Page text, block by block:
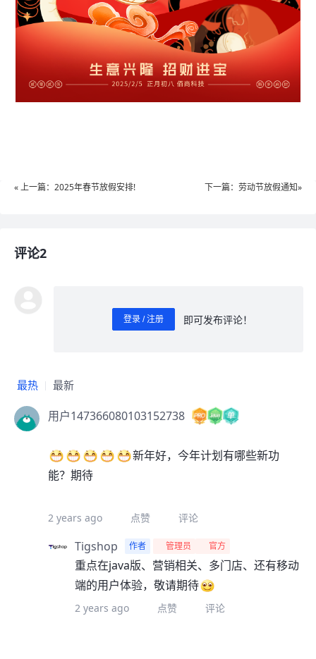
« 上一篇：2025年春节放假安排! 下一篇：劳动节放假通知»
评论2
登录 / 注册
即可发布评论！
最热 最新
用户147366080103152738
新年好，今年计划有哪些新功
能？期待
2 years ago 点赞 评论
Tigshop 作者 管理员 官方
重点在java版、营销相关、多门店、还有移动
端的用户体验，敬请期待
2 years ago 点赞 评论